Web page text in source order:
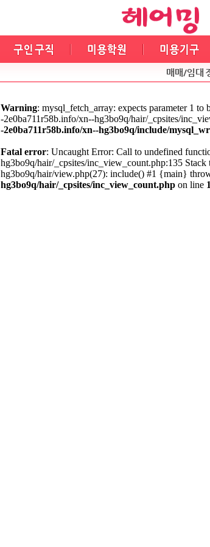
Warning: mysql_fetch_array: expects parameter 1
-2e0ba711r58b.info/xn--hg3bo9q/hair/_cpsites/
-2e0ba711r58b.info/xn--hg3bo9q/include/
Fatal error: Uncaught Error: Call to undefined
hg3bo9q/hair/_cpsites/inc_view_count.php:135
hg3bo9q/hair/view.php(27): include() #1 {main}
hg3bo9q/hair/_cpsites/inc_view_count.php on line